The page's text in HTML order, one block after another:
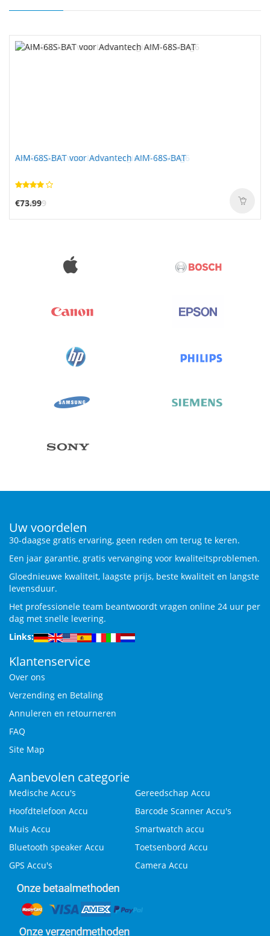
AIM-68S-BAT voor Advantech AIM-68S-BAT
€73.99
Uw voordelen
30-daagse gratis ervaring, geen reden om terug te keren.
Een jaar garantie, gratis vervanging voor kwaliteitsproblemen.
Gloednieuwe kwaliteit, laagste prijs, beste kwaliteit en langste
levensduur.
Het professionele team beantwoordt vragen online 24 uur per
dag met snelle levering.
Links:
Klantenservice
Over ons
Verzending en Betaling
Annuleren en retourneren
FAQ
Site Map
Aanbevolen categorie
Medische Accu's
Gereedschap Accu
Hoofdtelefoon Accu
Barcode Scanner Accu's
Muis Accu
Smartwatch accu
Bluetooth speaker Accu
Toetsenbord Accu
GPS Accu's
Camera Accu